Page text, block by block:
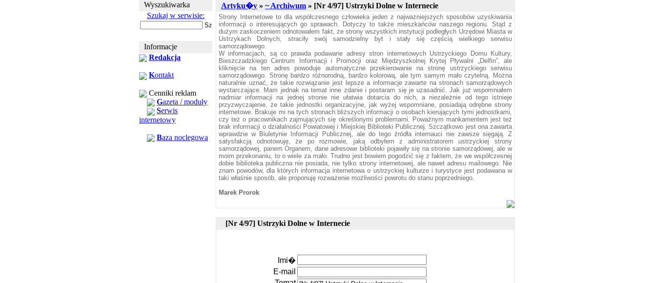
Wyszukiwarka
Szukaj w serwisie:
Informacje
Redakcja
Kontakt
Cenniki reklam
Gazeta / moduły
Serwis
internetowy
Baza noclegowa
Artyku�y » ~ Archiwum » [Nr 4/97] Ustrzyki Dolne w Internecie
Strony Internetowe to dla współczesnego człowieka jeden z najważniejszych sposobów uzyskiwania
informacji o interesujących go sprawach. Dotyczy to także mieszkańców naszego regionu. Stąd z
dużym zaskoczeniem odnotowałem fakt, że strony wszystkich instytucji podległych Urzędowi Miasta w
Ustrzykach Dolnych, straciły swój samodzielny byt i stały się częścią wielkiego serwisu
samorządowego.
W informacjach, są co prawda podawane adresy stron internetowych Ustrzyckiego Domu Kultury,
Bieszczadzkiego Centrum Informacji i Promocji oraz Międzyszkolnej Krytej Pływalni „Delfin”, ale
kliknięcie na ten adres powoduje automatyczne przekierowanie na stronę ustrzyckiego serwisu
samorządowego. Stronę bardzo różnorodną, bardzo kolorową, ale tym samym mało czytelną. Można
naturalnie uznać, że takie rozwiązanie jest lepsze a informacje zawarte na stronach samorządowych
wystarczające. Mam jednak na temat inne zdanie i postaram się je uzasadnić. Jak już wspomniałem
nadmiar informacji na jednej stronie nie ułatwia dotarcia do nich, a niezależnie od tego istnieje
przyzwyczajenie, że takie jednostki organizacyjne, jak wyżej wspomniane, posiadają odrębne strony
internetowe. Brakuje mi na tych stronach bliższych informacji o osobach kierujących tymi jednostkami,
czy też o pracownikach zajmujących się określonymi problemami. Poważnym mankamentem jest też
brak informacji o działalności Powiatowej i Miejskiej Biblioteki Publicznej. Szczątkowo jest ona zawarta
wprawdzie w Biuletynie Informacji Publicznej, ale do tego źródła internauci nie zawsze sięgają. Z
satysfakcją odnotowuję, że po rozmowie, jaką odbyłem z administratorem ustrzyckiej strony
samorządowej, panem Organem, dane adresowe biblioteki pojawiły się na stronie samorządowej, ale w
moim przekonaniu, to o wiele za mało. Trudno jest bowiem pogodzić się z faktem, że we współczesnej
dobie biblioteka publiczna nie posiada, nie tylko strony internetowej, ale nawet adresu mailowego. Nie
znam powodów, dla których informacja internetowa o ustrzyckiej kulturze i turystyce jest podawana w
taki właśnie sposób, ale proponuję rozważenie możliwości powrotu do stanu poprzedniego.
Marek Prorok
[Nr 4/97] Ustrzyki Dolne w Internecie
Imi�
E-mail